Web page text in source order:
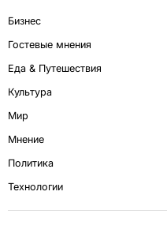
Бизнес
Гостевые мнения
Еда & Путешествия
Культура
Мир
Мнение
Политика
Технологии